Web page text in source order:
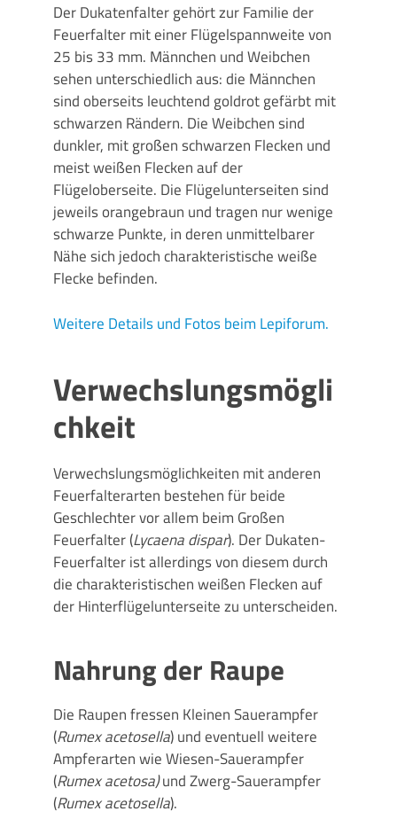
Der Dukatenfalter gehört zur Familie der
Feuerfalter mit einer Flügelspannweite von
25 bis 33 mm. Männchen und Weibchen
sehen unterschiedlich aus: die Männchen
sind oberseits leuchtend goldrot gefärbt mit
schwarzen Rändern. Die Weibchen sind
dunkler, mit großen schwarzen Flecken und
meist weißen Flecken auf der
Flügeloberseite. Die Flügelunterseiten sind
jeweils orangebraun und tragen nur wenige
schwarze Punkte, in deren unmittelbarer
Nähe sich jedoch charakteristische weiße
Flecke befinden.
Weitere Details und Fotos beim Lepiforum.
Verwechslungsmögli
chkeit
Verwechslungsmöglichkeiten mit anderen
Feuerfalterarten bestehen für beide
Geschlechter vor allem beim Großen
Feuerfalter (Lycaena dispar). Der Dukaten-
Feuerfalter ist allerdings von diesem durch
die charakteristischen weißen Flecken auf
der Hinterflügelunterseite zu unterscheiden.
Nahrung der Raupe
Die Raupen fressen Kleinen Sauerampfer
(Rumex acetosella) und eventuell weitere
Ampferarten wie Wiesen-Sauerampfer
(Rumex acetosa)und Zwerg-Sauerampfer
(Rumex acetosella).